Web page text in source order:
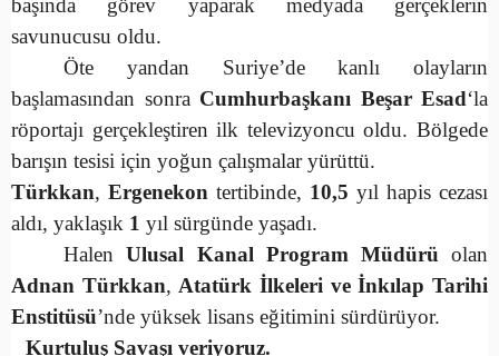
başında görev yaparak medyada gerçeklerin
savunucusu oldu.
Öte yandan Suriye’de kanlı olayların
başlamasından sonra Cumhurbaşkanı Beşar Esad‘la
röportajı gerçekleştiren ilk televizyoncu oldu. Bölgede
barışın tesisi için yoğun çalışmalar yürüttü.
Türkkan, Ergenekon tertibinde, 10,5 yıl hapis cezası
aldı, yaklaşık 1 yıl sürgünde yaşadı.
HalenUlusal Kanal Program Müdürü olan
Adnan Türkkan, Atatürk İlkeleri ve İnkılap Tarihi
Enstitüsü’nde yüksek lisans eğitimini sürdürüyor.
Kurtuluş Savaşı veriyoruz.